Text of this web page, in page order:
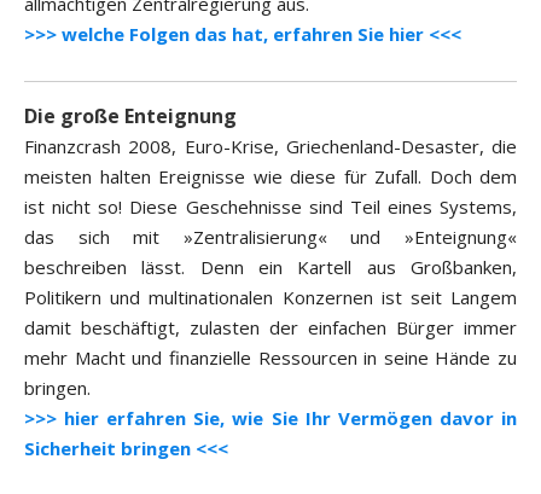
>>> welche Folgen das hat, erfahren Sie hier <<<
Die große Enteignung
Finanzcrash 2008, Euro-Krise, Griechenland-Desaster, die
meisten halten Ereignisse wie diese für Zufall. Doch dem
ist nicht so! Diese Geschehnisse sind Teil eines Systems,
das sich mit »Zentralisierung« und »Enteignung«
beschreiben lässt. Denn ein Kartell aus Großbanken,
Politikern und multinationalen Konzernen ist seit Langem
damit beschäftigt, zulasten der einfachen Bürger immer
mehr Macht und finanzielle Ressourcen in seine Hände zu
bringen.
>>> hier erfahren Sie, wie Sie Ihr Vermögen davor in
Sicherheit bringen <<<